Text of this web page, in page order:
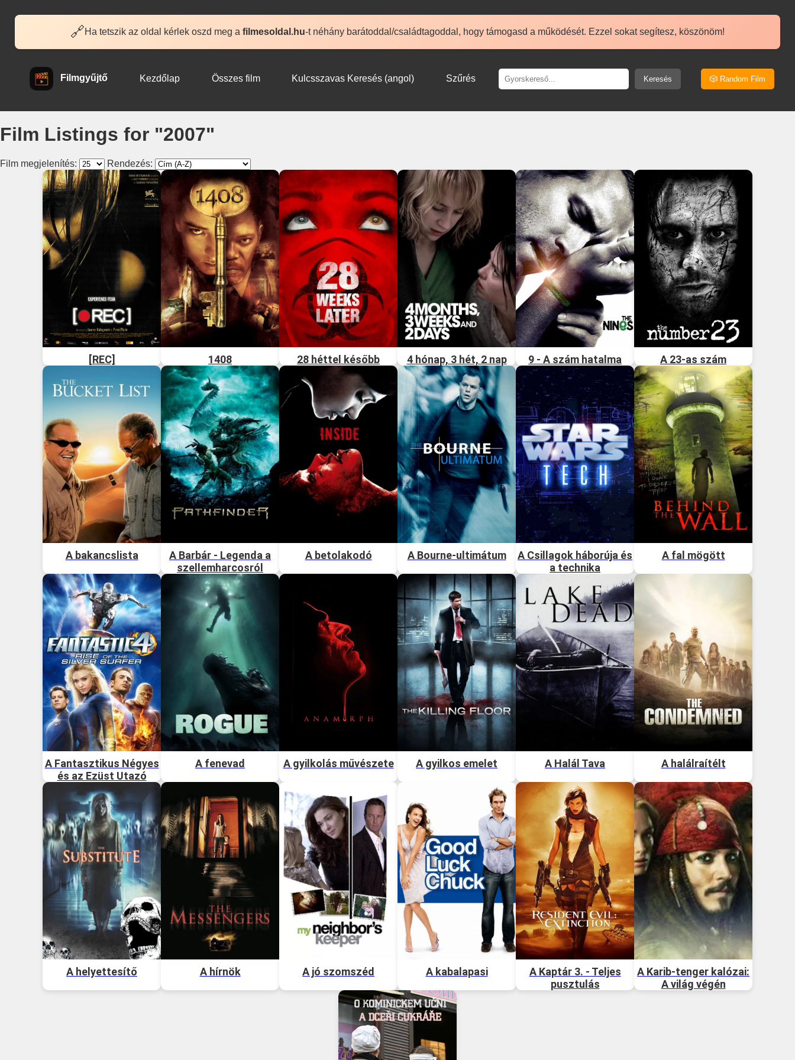
🔗Ha tetszik az oldal kérlek oszd meg a filmesoldal.hu-t néhány barátoddal/családtagoddal, hogy támogasd a működését. Ezzel sokat segítesz, köszönöm!
Filmgyűjtő Kezdőlap Összes film Kulcsszavas Keresés (angol) Szűrés Keresés 🎲 Random Film
Film Listings for "2007"
Film megjelenítés: Rendezés:
[REC] 1408 28 héttel később 4 hónap, 3 hét, 2 nap 9 - A szám hatalma A 23-as szám
A bakancslista
A Barbár - Legenda a
szellemharcosról
A betolakodó A Bourne-ultimátum
A Csillagok háborúja és
a technika
A fal mögött
A Fantasztikus Négyes
és az Ezüst Utazó
A fenevad A gyilkolás művészete A gyilkos emelet A Halál Tava A halálraítélt
A helyettesítő A hírnök A jó szomszéd A kabalapasi
A Kaptár 3. - Teljes
pusztulás
A Karib-tenger kalózai:
A világ végén